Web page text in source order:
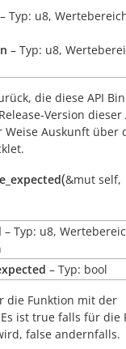
– Typ: u8,
– Typ: u8,
die diese API
Version dieser
Auskunft über
(&mut self,
– Typ: u8,
– Typ: bool
die Funktion mit der
ist true falls für die
false andernfalls.